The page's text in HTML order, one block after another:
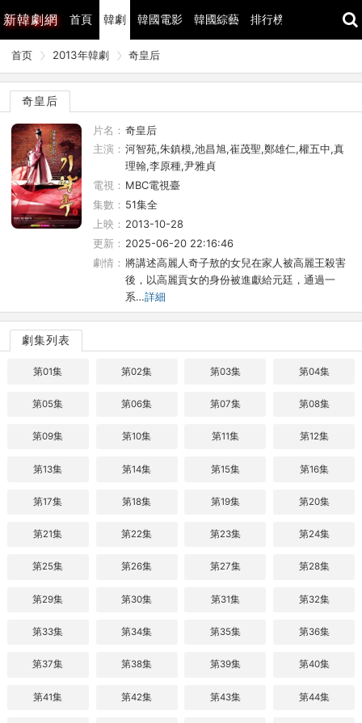
新韓劇網 首頁 韓劇 韓國電影 韓國綜藝 排行榜
首页 2013年韓劇 奇皇后
奇皇后
片名： 奇皇后
主演： 河智苑,朱鎮模,池昌旭,崔茂聖,鄭雄仁,權五中,真
理翰,李原種,尹雅貞
電視： MBC電視臺
集數： 51集全
上映： 2013-10-28
更新： 2025-06-20 22:16:46
劇情： 將講述高麗人奇子敖的女兒在家人被高麗王殺害
後，以高麗貢女的身份被進獻給元廷，通過一
系…詳細
劇集列表
第01集 第02集 第03集 第04集
第05集 第06集 第07集 第08集
第09集 第10集 第11集 第12集
第13集 第14集 第15集 第16集
第17集 第18集 第19集 第20集
第21集 第22集 第23集 第24集
第25集 第26集 第27集 第28集
第29集 第30集 第31集 第32集
第33集 第34集 第35集 第36集
第37集 第38集 第39集 第40集
第41集 第42集 第43集 第44集